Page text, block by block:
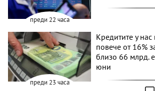
преди 22 часа
преди 23 часа
Кредитите у
повече от 16%
близо 66 млрд.
юни